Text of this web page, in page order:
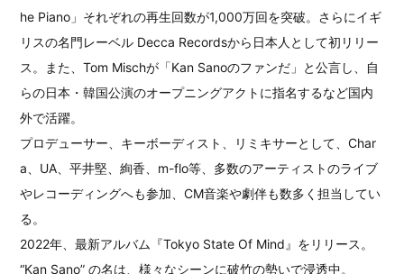
he Piano」それぞれの再生回数が1,000万回を突破。さらにイギ
リスの名門レーベル Decca Recordsから日本人として初リリー
ス。また、Tom Mischが「Kan Sanoのファンだ」と公言し、自
らの日本・韓国公演のオープニングアクトに指名するなど国内
外で活躍。
プロデューサー、キーボーディスト、リミキサーとして、Char
a、UA、平井堅、絢香、m-flo等、多数のアーティストのライブ
やレコーディングへも参加、CM音楽や劇伴も数多く担当してい
る。
2022年、最新アルバム『Tokyo State Of Mind』をリリース。
“Kan Sano” の名は、様々なシーンに破竹の勢いで浸透中。